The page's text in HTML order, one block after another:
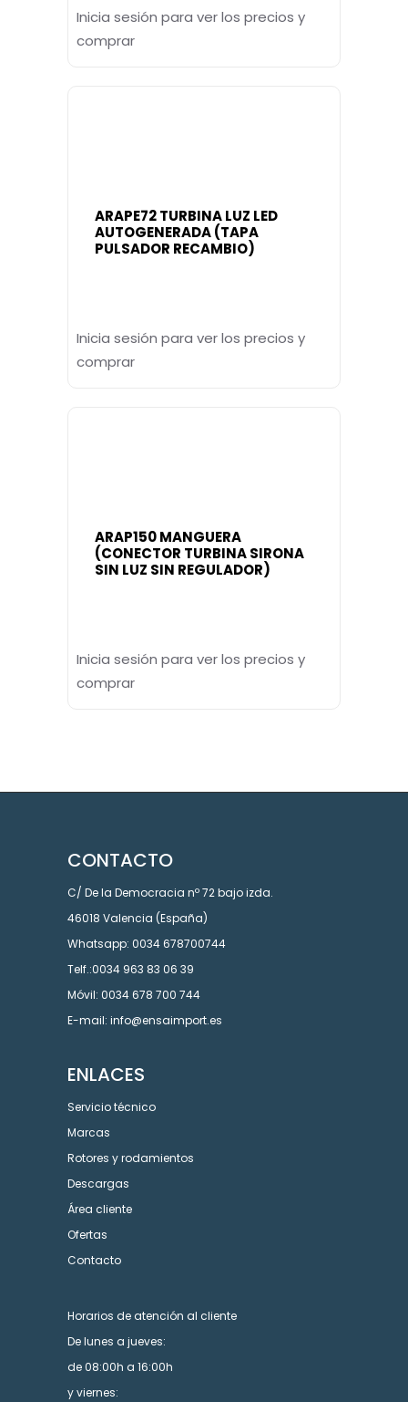
Inicia sesión para ver los precios y
comprar
ARAPE72 TURBINA LUZ LED
AUTOGENERADA (TAPA
PULSADOR RECAMBIO)
Inicia sesión para ver los precios y
comprar
ARAP150 MANGUERA
(CONECTOR TURBINA SIRONA
SIN LUZ SIN REGULADOR)
Inicia sesión para ver los precios y
comprar
CONTACTO
C/ De la Democracia nº 72 bajo izda.
46018 Valencia (España)
Whatsapp: 0034 678700744
Telf.:0034 963 83 06 39
Móvil: 0034 678 700 744
E-mail: info@ensaimport.es
ENLACES
Servicio técnico
Marcas
Rotores y rodamientos
Descargas
Área cliente
Ofertas
Contacto
Horarios de atención al cliente
De lunes a jueves:
de 08:00h a 16:00h
y viernes: